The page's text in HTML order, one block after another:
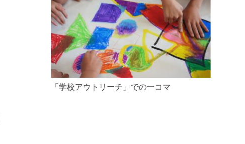
「学校アウトリーチ」での一コマ